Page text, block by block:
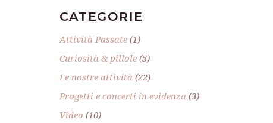
CATEGORIE
Attività Passate(1)
Curiosità & pillole(5)
Le nostre attività(22)
Progetti e concerti in evidenza(3)
Video (10)